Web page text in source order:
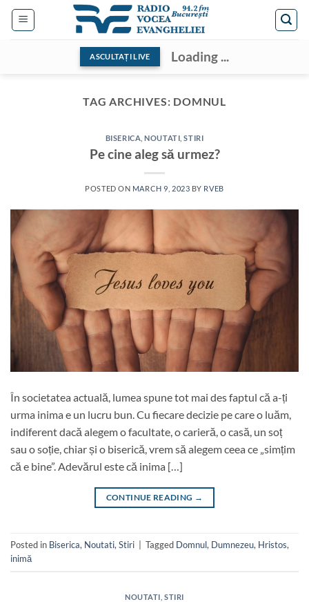
Skip
ASCULTAȚI LIVE Loading ...
TAG ARCHIVES: DOMNUL
BISERICA ,NOUTATI ,STIRI
Pe cine aleg să urmez?
POSTED ON MARCH 9, 2023 BY RVEB
În societatea actuală, lumea spune tot mai des faptul că a-ți
urma inima e un lucru bun. Cu fiecare decizie pe care o luăm,
indiferent dacă alegem o facultate, o carieră, o casă, un soț
sau o soție, chiar și o biserică, vrem să alegem ceea ce „simțim
că e bine”. Adevărul este că inima […]
CONTINUE READING →
Posted in Biserica, Noutati, Stiri Tagged Domnul, Dumnezeu, Hristos,
inimă
NOUTATI ,STIRI